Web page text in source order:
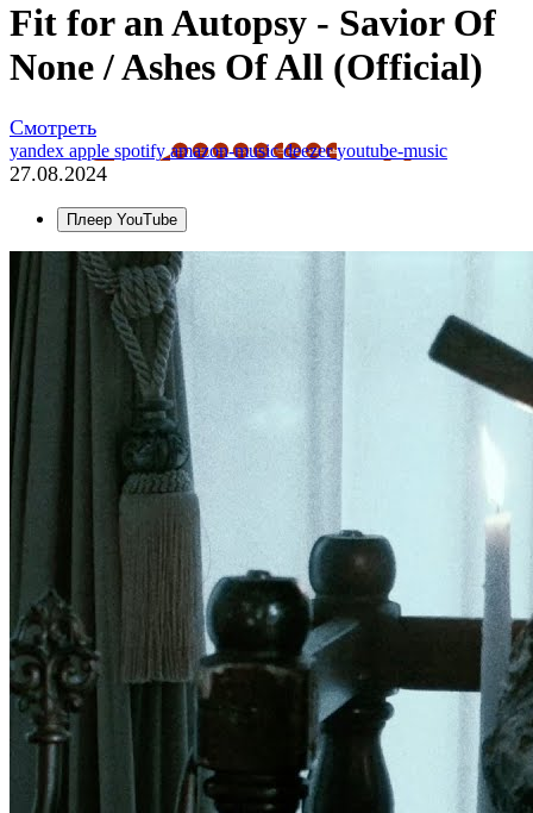
Fit for an Autopsy - Savior Of
None / Ashes Of All (Official)
Смотреть
yandex apple spotifyamazon-musicdeezeryoutube-music
27.08.2024
Плеер YouTube